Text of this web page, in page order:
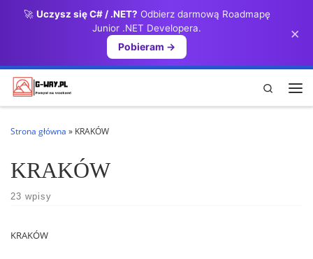
🚀 Uczysz się C# / .NET? Odbierz darmową Roadmapę
Junior .NET Developera.
Pobieram →
×
Przejdź do treści
Search
Strona główna » KRAKÓW
KRAKÓW
23 wpisy
KRAKÓW